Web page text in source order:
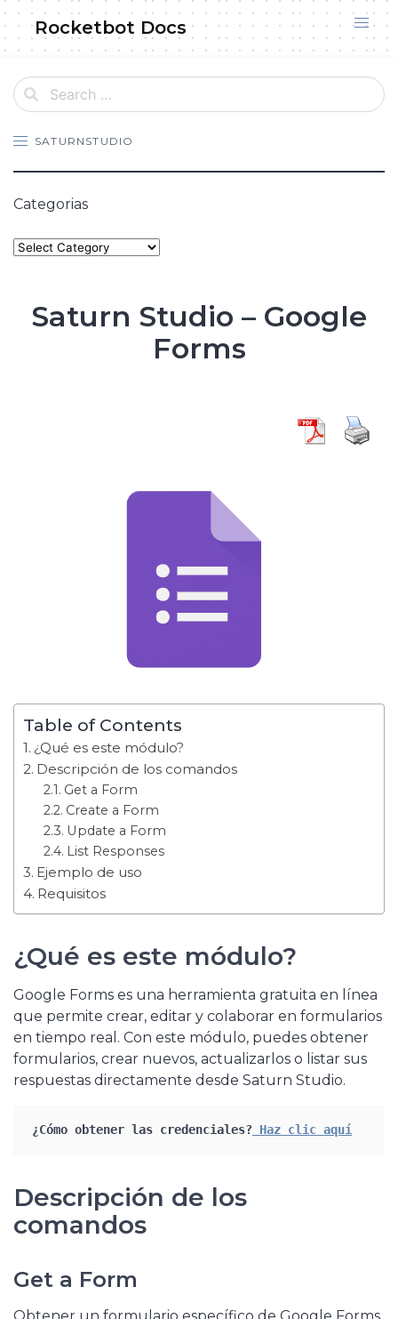
Skip
to
content
Rocketbot Docs
SATURNSTUDIO
Categorias
Categories
Saturn Studio – Google
Forms
Table of Contents
¿Qué es este módulo?
Descripción de los comandos
Get a Form
Create a Form
Update a Form
List Responses
Ejemplo de uso
Requisitos
¿Qué es este módulo?
Google Forms es una herramienta gratuita en línea
que permite crear, editar y colaborar en formularios
en tiempo real. Con este módulo, puedes obtener
formularios, crear nuevos, actualizarlos o listar sus
respuestas directamente desde Saturn Studio.
¿Cómo obtener las credenciales? Haz clic aquí
Descripción de los
comandos
Get a Form